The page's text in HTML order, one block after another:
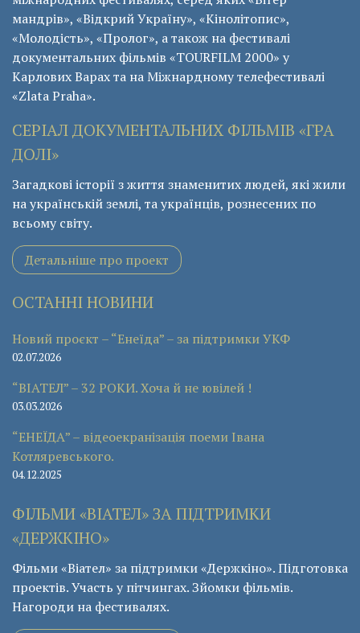
мандрів», «Відкрий Україну», «Кінолітопис»,
«Молодість», «Пролог», а також на фестивалі
документальних фільмів «ТОURFILM 2000» у
Карлових Варах та на Міжнардному телефестивалі
«Zlata Praha».
СЕРІАЛ ДОКУМЕНТАЛЬНИХ ФІЛЬМІВ «ГРА
ДОЛІ»
Загадкові історії з життя знаменитих людей, які жили
на українській землі, та українців, рознесених по
всьому світу.
Детальніше про проект
ОСТАННІ НОВИНИ
Новий проєкт – “Енеїда” – за підтримки УКФ
02.07.2026
“ВІАТЕЛ” – 32 РОКИ. Хоча й не ювілей !
03.03.2026
“ЕНЕЇДА” – відеоекранізація поеми Івана
Котляревського.
04.12.2025
ФІЛЬМИ «ВІАТЕЛ» ЗА ПІДТРИМКИ
«ДЕРЖКІНО»
Фільми «Віател» за підтримки «Держкіно». Підготовка
проектів. Участь у пітчингах. Зйомки фільмів.
Нагороди на фестивалях.